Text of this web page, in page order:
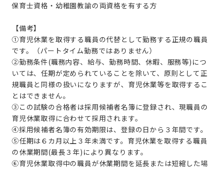
保育士資格・幼稚園教諭の両資格を有する方
【備考】
①育児休業を取得する職員の代替として勤務する正規の職員
です。（パートタイム勤務ではありません）
②勤務条件(職務内容、給与、勤務時間、休暇、服務等)につ
いては、任期が定められていることを除いて、原則として正
規職員と同様の扱いになりますが、育児休業等を取得するこ
とはできません。
③この試験の合格者は採用候補者名簿に登録され、現職員の
育児休業取得に合わせて採用されます。
④採用候補者名簿の有効期限は、登録の日から３年間です。
⑤任期は６カ月以上３年未満です。育児休業を取得する職員
の休業期間(最長３年)により異なります。
⑥育児休業取得中の職員が休業期間を延長または短縮した場